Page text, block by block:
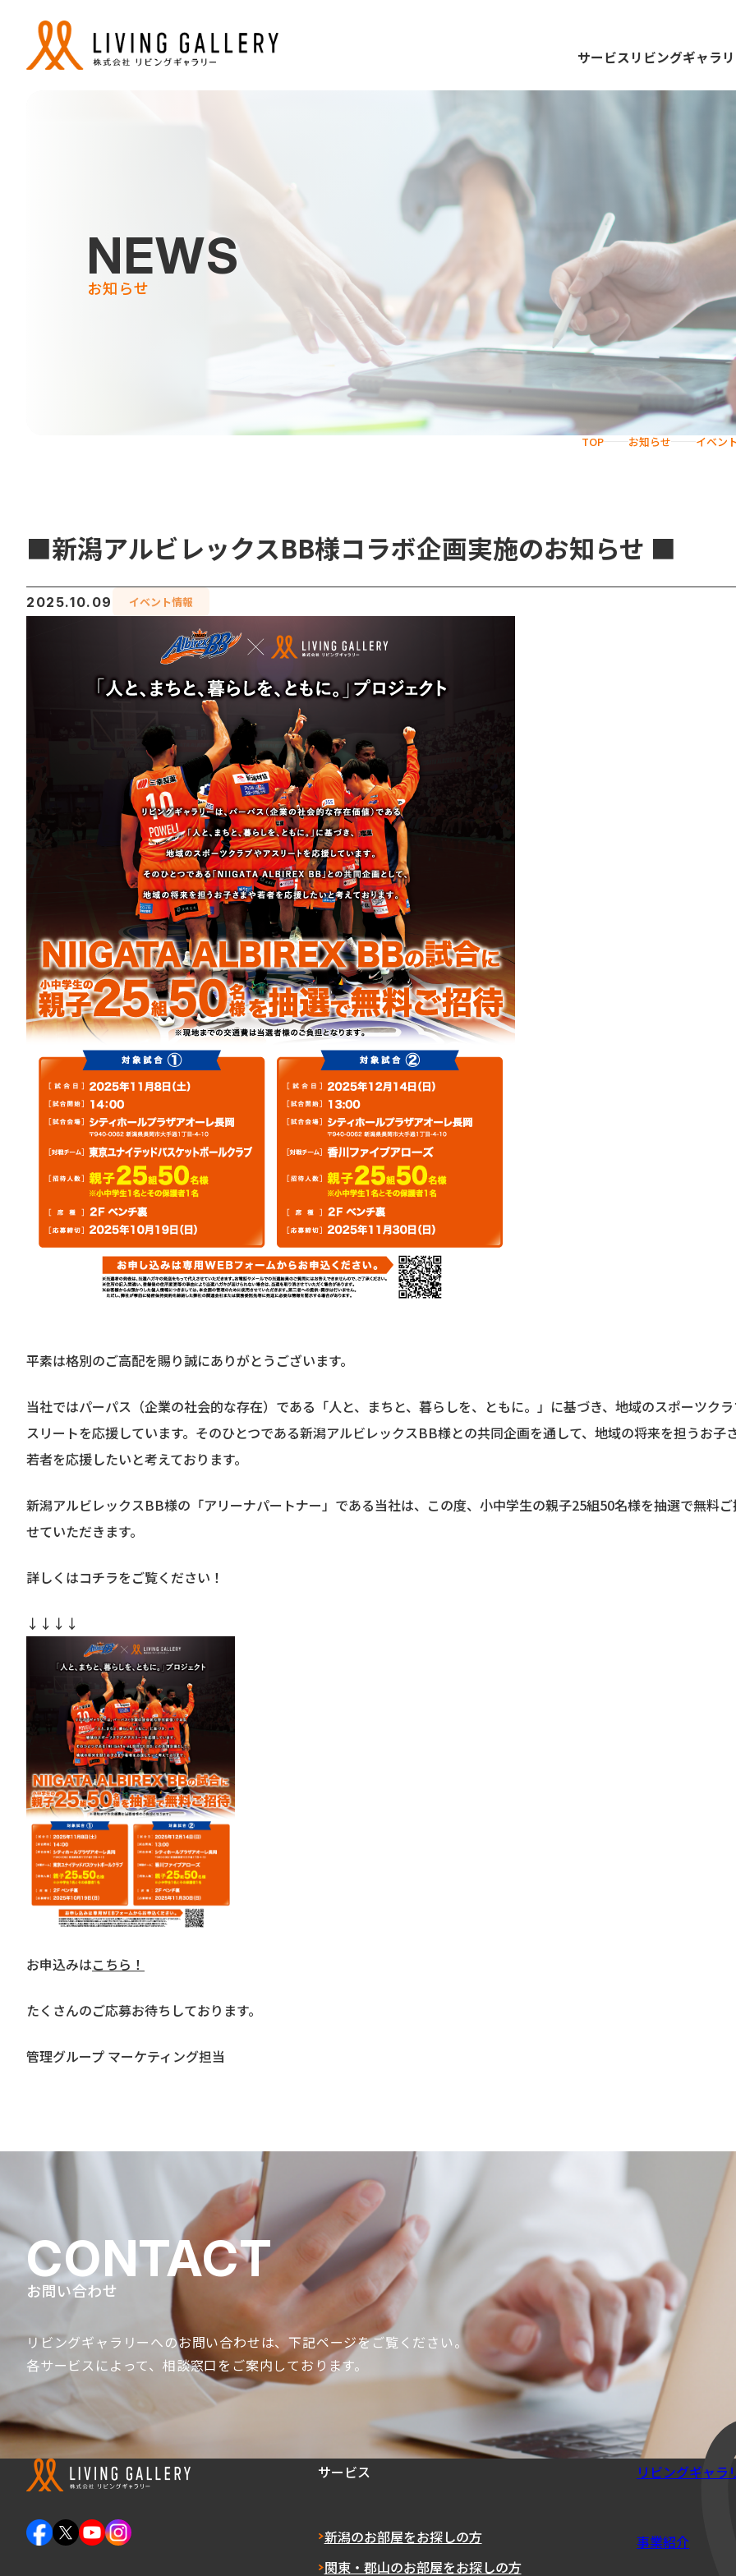
サービス リビングギャラ
NEWS
お知らせ
TOP お知らせ イベン
■新潟アルビレックスBB様コラボ企画実施のお知らせ ■
2025.10.09 イベント情報
平素は格別のご高配を賜り誠にありがとうございます。
当社ではパーパス（企業の社会的な存在）である「人と、まちと、暮らしを、ともに。」に基づき、地域のスポーツク
スリートを応援しています。そのひとつである新潟アルビレックスBB様との共同企画を通して、地域の将来を担うお子
若者を応援したいと考えております。
新潟アルビレックスBB様の「アリーナパートナー」である当社は、この度、小中学生の親子25組50名様を抽選で無料
せていただきます。
詳しくはコチラをご覧ください！
↓↓↓↓
お申込みはこちら！
たくさんのご応募お待ちしております。
管理グループ マーケティング担当
CONTACT
お問い合わせ
リビングギャラリーへのお問い合わせは、下記ページをご覧ください。
各サービスによって、相談窓口をご案内しております。
サービス
新潟のお部屋をお探しの方
関東・郡山のお部屋をお探しの方
リビングギャラ
事業紹介